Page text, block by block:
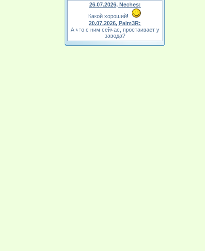
26.07.2026, Neches:
Какой хороший!
20.07.2026, Palm3R:
А что с ним сейчас, простаивает у
завода?